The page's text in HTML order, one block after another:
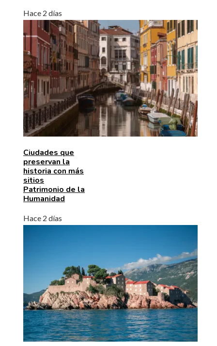
Hace 2 días
Ciudades que
preservan la
historia con más
sitios
Patrimonio de la
Humanidad
Hace 2 días